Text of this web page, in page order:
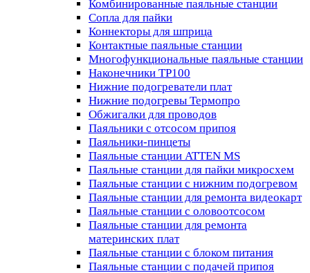
Комбинированные паяльные станции
Сопла для пайки
Коннекторы для шприца
Контактные паяльные станции
Многофункциональные паяльные станции
Наконечники TP100
Нижние подогреватели плат
Нижние подогревы Термопро
Обжигалки для проводов
Паяльники с отсосом припоя
Паяльники-пинцеты
Паяльные станции ATTEN MS
Паяльные станции для пайки микросхем
Паяльные станции с нижним подогревом
Паяльные станции для ремонта видеокарт
Паяльные станции с оловоотсосом
Паяльные станции для ремонта
материнских плат
Паяльные станции с блоком питания
Паяльные станции с подачей припоя